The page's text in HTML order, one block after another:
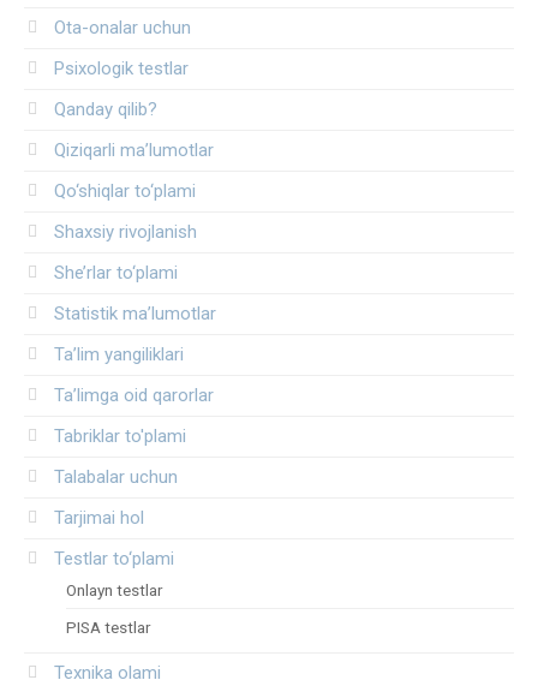
Ota-onalar uchun
Psixologik testlar
Qanday qilib?
Qiziqarli ma’lumotlar
Qo‘shiqlar to‘plami
Shaxsiy rivojlanish
She’rlar to‘plami
Statistik ma’lumotlar
Ta’lim yangiliklari
Ta’limga oid qarorlar
Tabriklar to'plami
Talabalar uchun
Tarjimai hol
Testlar to‘plami
Onlayn testlar
PISA testlar
Texnika olami